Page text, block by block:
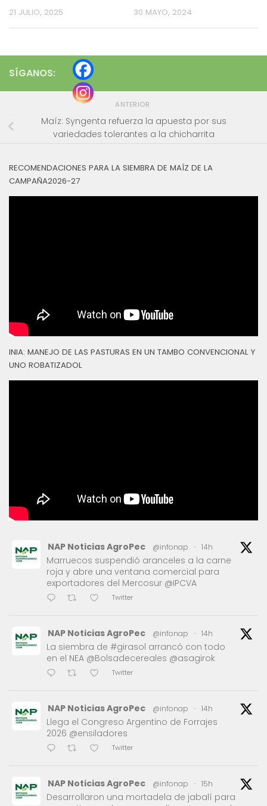
21 JULIO, 2025 30 MAYO, 2024
SÍGANOS:
ANTERIOR
Maíz: Syngenta refuerza la apuesta por sus
variedades tolerantes a la chicharrita
RECOMENDACIONES PARA LA SIEMBRA DE MAÍZ DE LA
CAMPAÑA2026-27
INIA: MANEJO DE LAS PASTURAS EN UN TAMBO CONVENCIONAL Y
UNO ROBATIZADOL
NAP Noticias AgroPec @infonap · 14h
Marruecos suspendió aranceles a la carne
roja y abre una ventana comercial para
exportadores del Mercosur @IPCVA
Twitter
NAP Noticias AgroPec @infonap · 14h
La siembra de #girasol arrancó con todo
en el NEA @Bolsadecereales @asagirok
Twitter
NAP Noticias AgroPec @infonap · 14h
Llega el Congreso Argentino de Forrajes
2026 @ensiladores
Twitter
NAP Noticias AgroPec @infonap · 15h
Desarrollaron una mortadela de jabalí para